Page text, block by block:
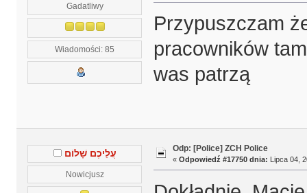
Gadatliwy
Wiadomości: 85
Przypuszczam
pracowników
was patrzą
עֲלֵיכֶם שָׁלוֹם
Nowicjusz
Odp: [Police] ZCH Police
« Odpowiedź #17750 dnia: Lipca 04,